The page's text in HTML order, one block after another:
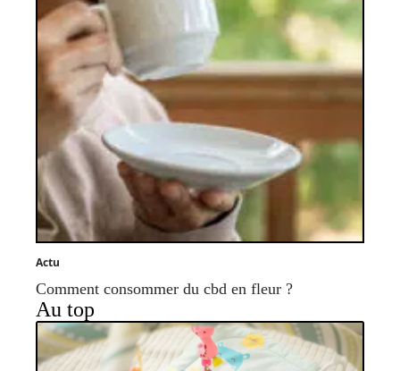
Actu
Comment consommer du cbd en fleur ?
Au top